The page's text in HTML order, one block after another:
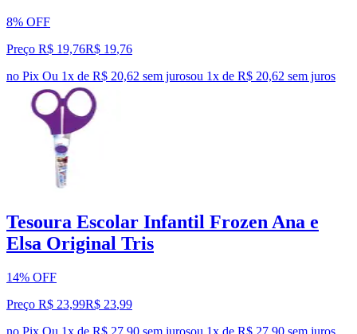
8% OFF
Preço R$ 19,76R$ 19,76
no Pix Ou 1x de R$ 20,62 sem jurosou 1x de R$ 20,62 sem juros
Tesoura Escolar Infantil Frozen Ana e
Elsa Original Tris
14% OFF
Preço R$ 23,99R$ 23,99
no Pix Ou 1x de R$ 27,90 sem jurosou 1x de R$ 27,90 sem juros